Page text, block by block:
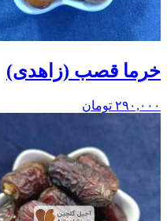
خرما قصب (زاهدی)
۲۹۰,۰۰۰ تومان